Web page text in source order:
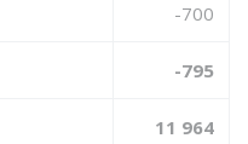
-700
-795
11 964